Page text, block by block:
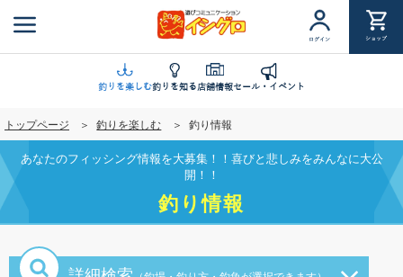
ン
に
移
動
ログイン ショップ
釣りを楽しむ釣りを知る店舗情報セール・イベント
トップページ 釣りを楽しむ 釣り情報
あなたのフィッシング情報を大募集！！喜びと悲しみをみんなに大公
開！！
釣り情報